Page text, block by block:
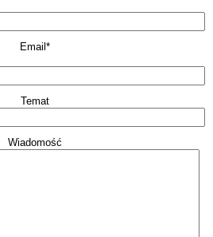
Email*
Temat
Wiadomość